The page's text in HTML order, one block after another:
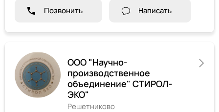
Позвонить Написать
ООО "Научно-
производственное
объединение" СТИРОЛ-
ЭКО"
Решетниково